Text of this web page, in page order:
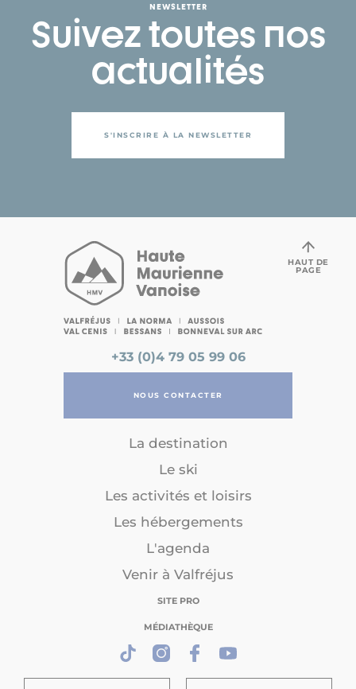
NEWSLETTER
Suivez toutes nos
actualités
S'INSCRIRE À LA NEWSLETTER
+33 (0)4 79 05 99 06
NOUS CONTACTER
La destination
Le ski
Les activités et loisirs
Les hébergements
L'agenda
Venir à Valfréjus
SITE PRO
MÉDIATHÈQUE
HAUT DE
PAGE